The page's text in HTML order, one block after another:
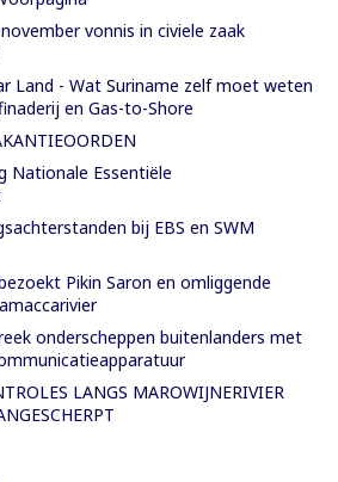
vonnis in civiele zaak
Land - Wat Suriname zelf moet weten
en Gas-to-Shore
Nationale Essentiële
bij EBS en SWM
Pikin Saron en omliggende
onderscheppen buitenlanders met
LANGS MAROWIJNERIVIER